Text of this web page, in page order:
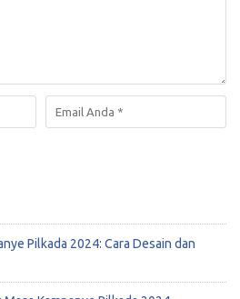
Pilkada 2024: Cara Desain dan